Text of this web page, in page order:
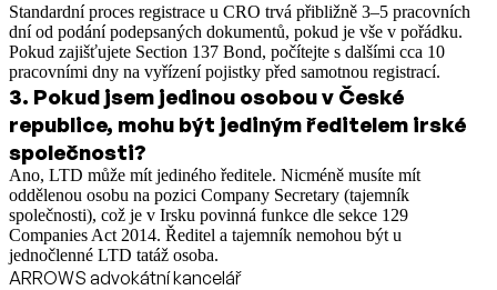
Standardní proces registrace u CRO trvá přibližně 3–5 pracovních
dní od podání podepsaných dokumentů, pokud je vše v pořádku.
Pokud zajišťujete Section 137 Bond, počítejte s dalšími cca 10
pracovními dny na vyřízení pojistky před samotnou registrací.
3. Pokud jsem jedinou osobou v České
republice, mohu být jediným ředitelem irské
společnosti?
Ano, LTD může mít jediného ředitele. Nicméně musíte mít
oddělenou osobu na pozici Company Secretary (tajemník
společnosti), což je v Irsku povinná funkce dle sekce 129
Companies Act 2014. Ředitel a tajemník nemohou být u
jednočlenné LTD tatáž osoba.
ARROWS advokátní kancelář